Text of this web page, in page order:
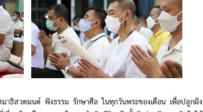
ดมนต์ ฟังธรรม รักษาศีล ในทุกวันพระของเดือน เพื่อปลูกฝัง